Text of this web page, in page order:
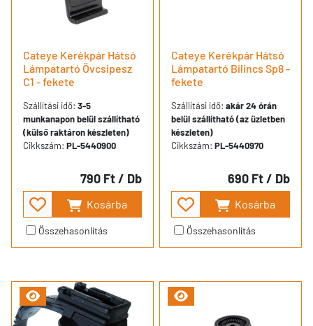
Cateye Kerékpár Hátsó
Lámpatartó Övcsipesz
C1 - fekete
Szállítási idő: 3-5
munkanapon belül szállítható
(külső raktáron készleten)
Cikkszám: PL-5440900
790 Ft/ Db
Kosárba
Összehasonlítás
Cateye Kerékpár Hátsó
Lámpatartó Bilincs Sp8 -
fekete
Szállítási idő: akár 24 órán
belül szállítható (az üzletben
készleten)
Cikkszám: PL-5440970
690 Ft/ Db
Kosárba
Összehasonlítás